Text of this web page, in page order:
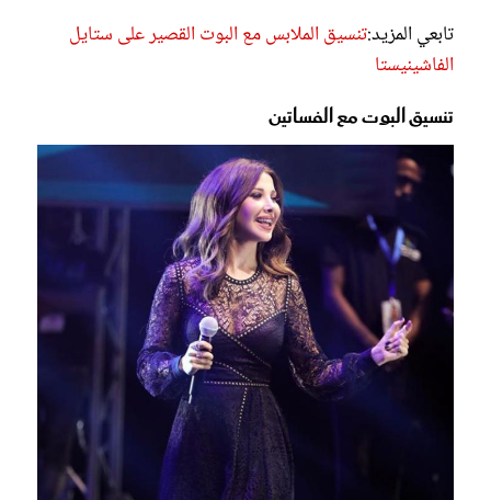
تابعي المزيد:تنسيق الملابس مع البوت القصير على ستايل
الفاشينيستا
تنسيق البوت مع الفساتين